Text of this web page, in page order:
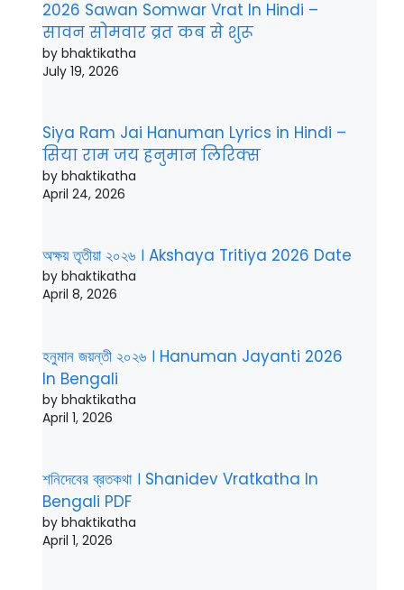
2026 Sawan Somwar Vrat In Hindi –
सावन सोमवार व्रत कब से शुरू
by bhaktikatha
July 19, 2026
Siya Ram Jai Hanuman Lyrics in Hindi –
सिया राम जय हनुमान लिरिक्स
by bhaktikatha
April 24, 2026
অক্ষয় তৃতীয়া ২০২৬ । Akshaya Tritiya 2026 Date
by bhaktikatha
April 8, 2026
হনুমান জয়ন্তী ২০২৬ । Hanuman Jayanti 2026
In Bengali
by bhaktikatha
April 1, 2026
শনিদেবের ব্রতকথা । Shanidev Vratkatha In
Bengali PDF
by bhaktikatha
April 1, 2026